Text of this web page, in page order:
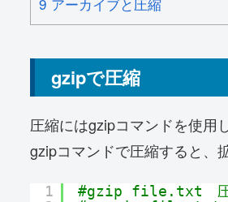
gzipで圧縮
圧縮にはgzipコマンドを使用し
gzipコマンドで圧縮すると、
1
#gzip file.txt　